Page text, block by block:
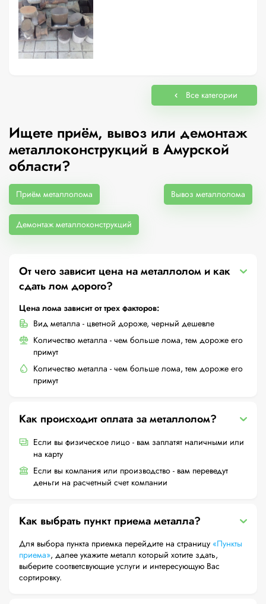
Все категории
Ищете приём, вывоз или демонтаж
металлоконструкций в Амурской
области?
Приём металлолома Вывоз металлолома
Демонтаж металлоконструкций
От чего зависит цена на металлолом и как
сдать лом дорого?
Цена лома зависит от трех факторов:
Вид металла - цветной дороже, черный дешевле
Количество металла - чем больше лома, тем дороже его
примут
Количество металла - чем больше лома, тем дороже его
примут
Как происходит оплата за металлолом?
Если вы физическое лицо - вам заплатят наличными или
на карту
Если вы компания или производство - вам переведут
деньги на расчетный счет компании
Как выбрать пункт приема металла?
Для выбора пункта приемка перейдите на страницу «Пункты
приема», далее укажите металл который хотите здать,
выберите соответсвующие услуги и интересующую Вас
сортировку.